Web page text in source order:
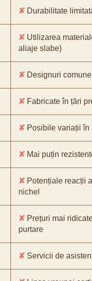
✘ Durabilitate
✘ Utilizarea
aliaje slabe)
✘ Designuri
✘ Fabricate în țări
✘ Posibile variații
✘ Mai puțin
✘ Potențiale reacții
nichel
✘ Prețuri mai
purtare
✘ Servicii de